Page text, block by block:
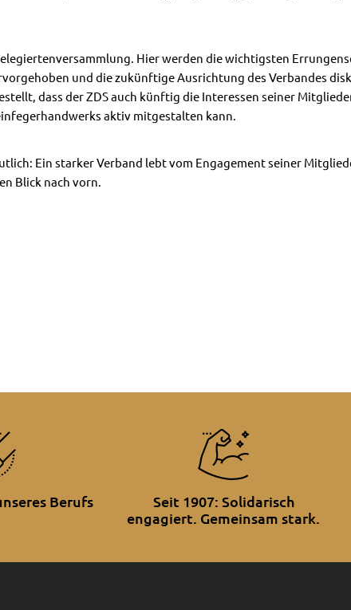
Hier werden die wichtigsten
und die zukünftige Ausrichtung des Verbandes
dass der ZDS auch künftig die Interessen seiner
aktiv mitgestalten kann.
Ein starker Verband lebt vom Engagement seiner
Blick nach vorn.
Berufs
Seit 1907: Solidarisch
engagiert. Gemeinsam stark.